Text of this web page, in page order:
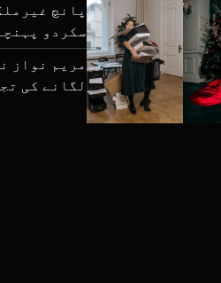
پانچ
سکردو
مریم نواز
لگانے کی